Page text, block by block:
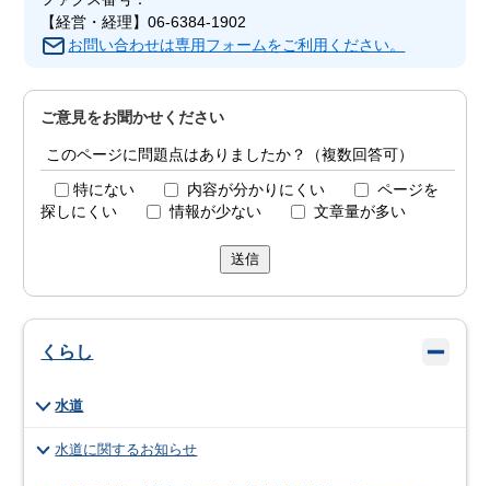
【経営・経理】06-6384-1902
お問い合わせは専用フォームをご利用ください。
ご意見をお聞かせください
このページに問題点はありましたか？（複数回答可）
特にない 内容が分かりにくい
ページを
探しにくい
情報が少ない 文章量が多い
送信
くらし
水道
水道に関するお知らせ